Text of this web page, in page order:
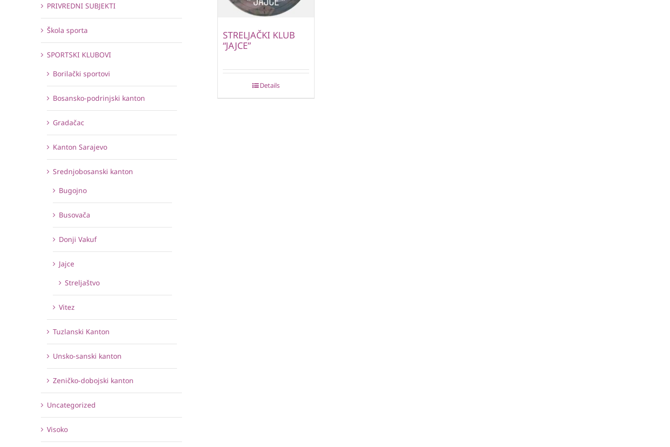
STRELJAČKI KLUB
“JAJCE”
Details
PRIVREDNI SUBJEKTI
Škola sporta
SPORTSKI KLUBOVI
Borilački sportovi
Bosansko-podrinjski kanton
Gradačac
Kanton Sarajevo
Srednjobosanski kanton
Bugojno
Busovača
Donji Vakuf
Jajce
Streljaštvo
Vitez
Tuzlanski Kanton
Unsko-sanski kanton
Zeničko-dobojski kanton
Uncategorized
Visoko